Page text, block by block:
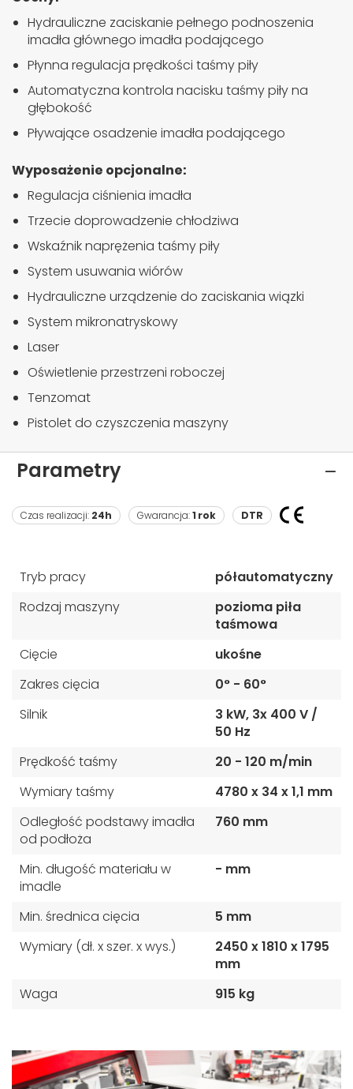
Hydrauliczne zaciskanie pełnego podnoszenia
imadła głównego imadła podającego
Płynna regulacja prędkości taśmy piły
Automatyczna kontrola nacisku taśmy piły na
głębokość
Pływające osadzenie imadła podającego
Wyposażenie opcjonalne:
Regulacja ciśnienia imadła
Trzecie doprowadzenie chłodziwa
Wskaźnik naprężenia taśmy piły
System usuwania wiórów
Hydrauliczne urządzenie do zaciskania wiązki
System mikronatryskowy
Laser
Oświetlenie przestrzeni roboczej
Tenzomat
Pistolet do czyszczenia maszyny
Parametry
Czas realizacji: 24h Gwarancja:1 rok DTR
Tryb pracy
półautomatyczny
Rodzaj maszyny
pozioma piła
taśmowa
Cięcie
ukośne
Zakres cięcia
0° - 60°
Silnik
3 kW, 3x 400 V /
50 Hz
Prędkość taśmy
20 - 120 m/min
Wymiary taśmy
4780 x 34 x 1,1 mm
Odległość podstawy imadła
od podłoża
760 mm
Min. długość materiału w
imadle
- mm
Min. średnica cięcia
5 mm
Wymiary (dł. x szer. x wys.)
2450 x 1810 x 1795
mm
Waga
915 kg